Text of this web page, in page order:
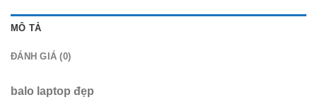
MÔ TẢ
ĐÁNH GIÁ (0)
balo laptop đẹp